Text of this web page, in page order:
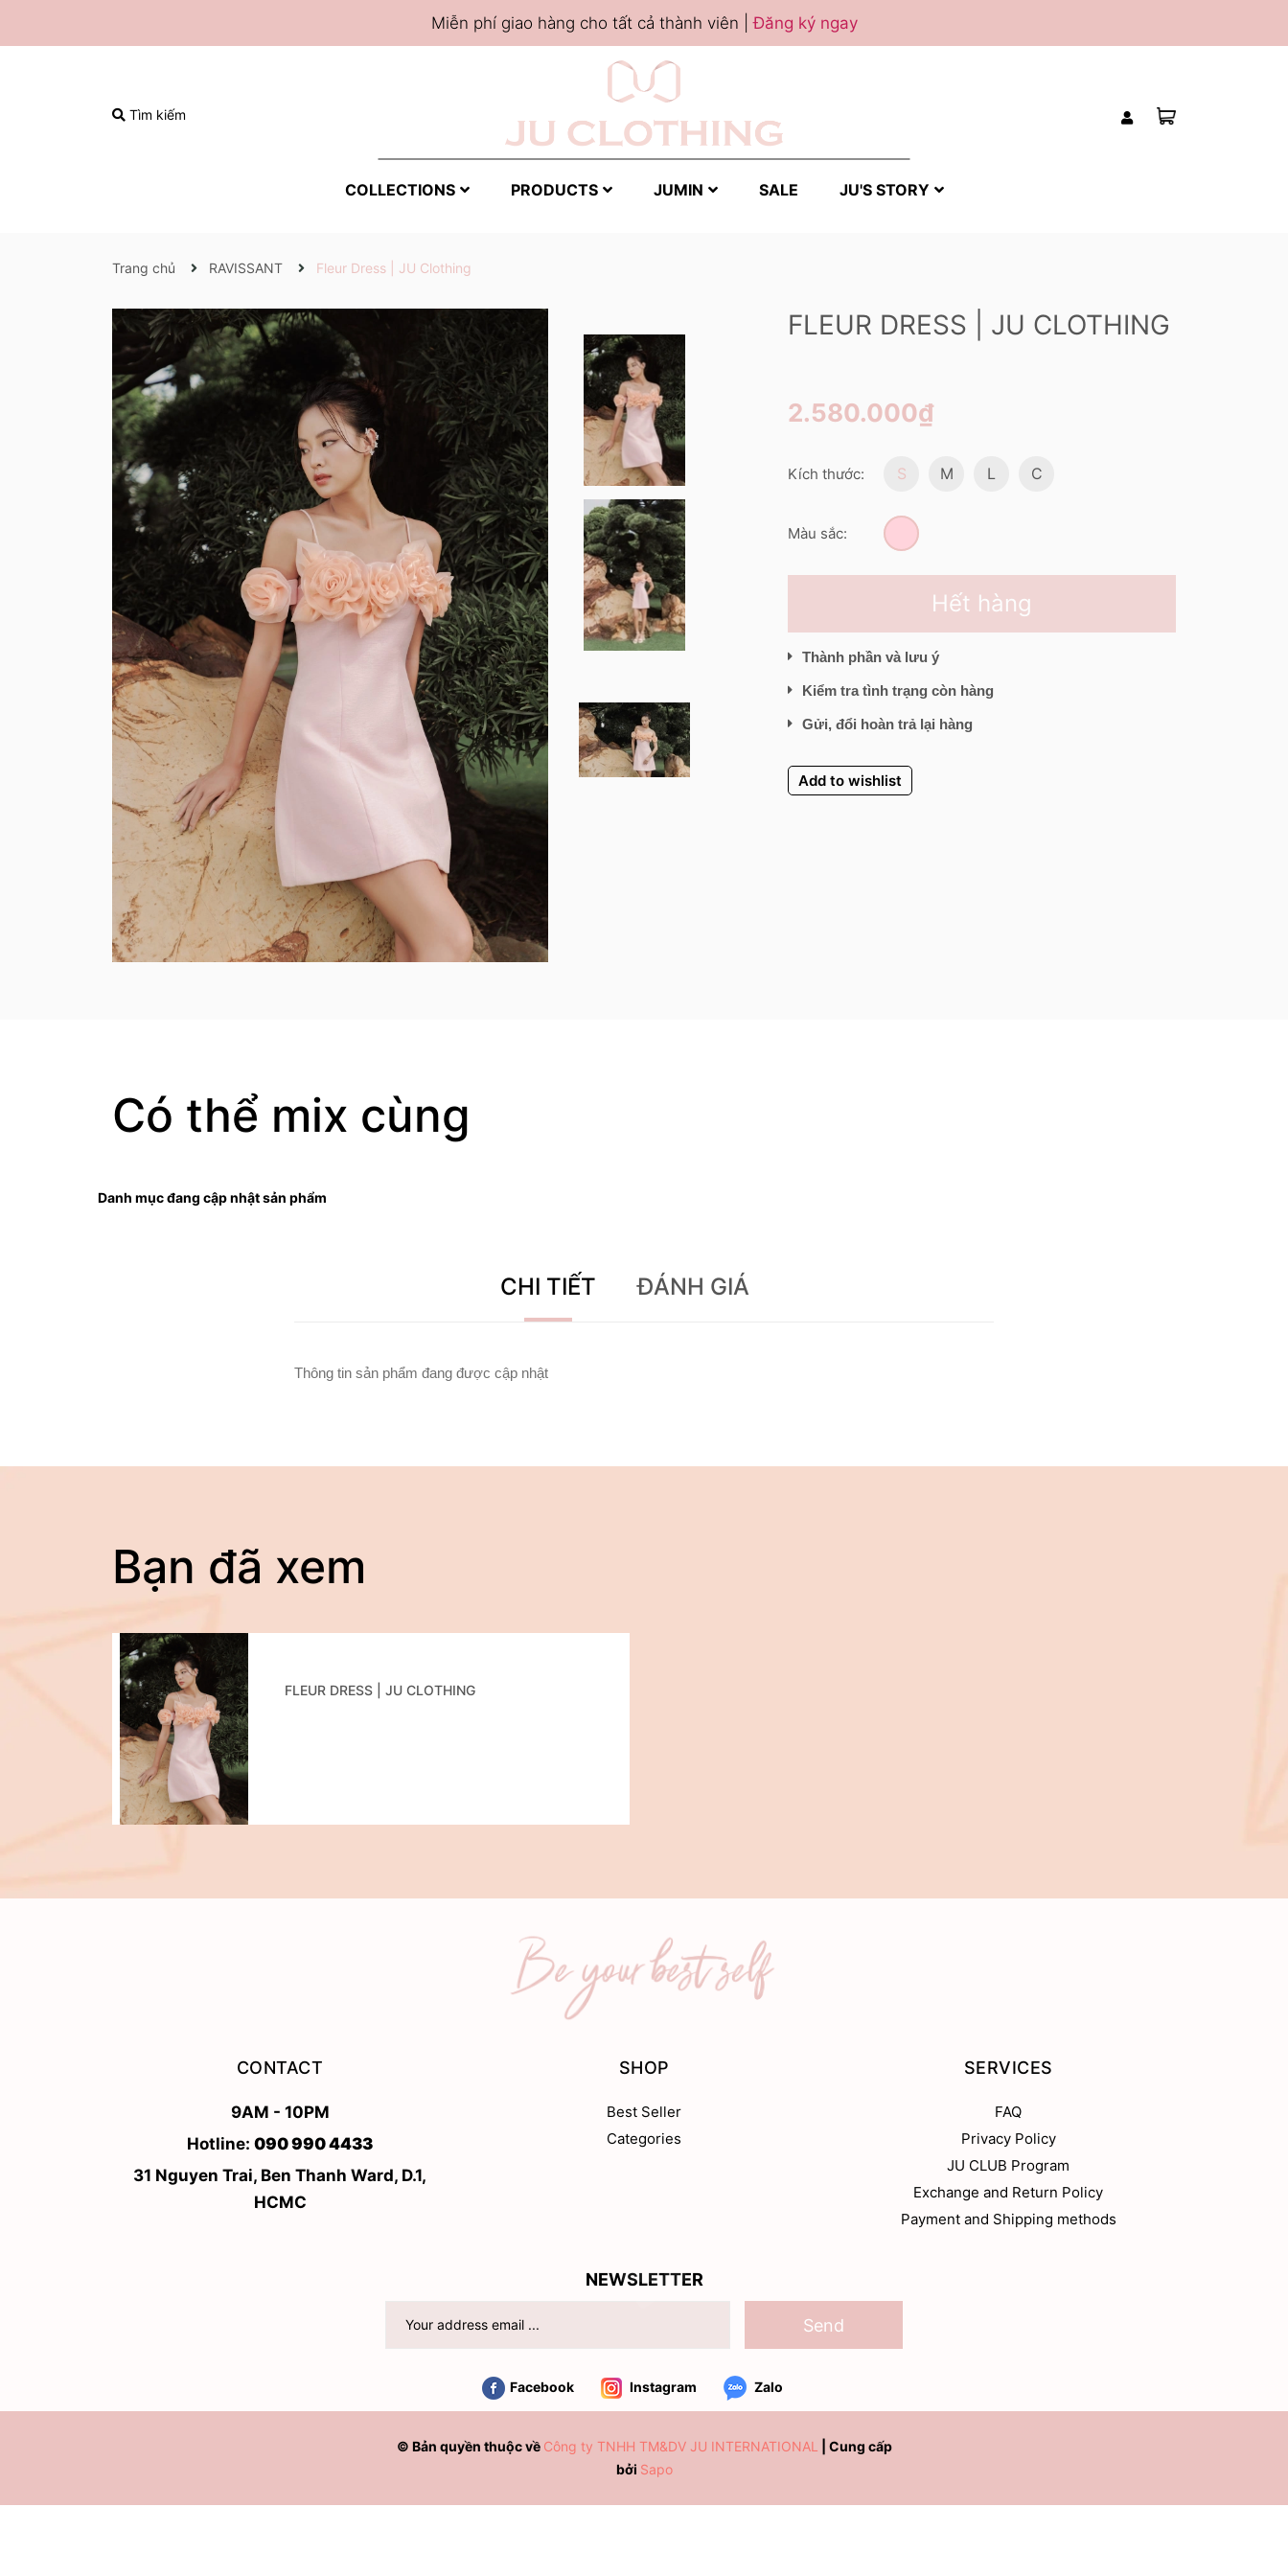
Miễn phí giao hàng cho tất cả thành viên |Đăng ký ngay
Tìm kiếm
COLLECTIONS PRODUCTS JUMIN SALE JU'S STORY
Trang chủ RAVISSANT Fleur Dress | JU Clothing
FLEUR DRESS | JU CLOTHING
2.580.000₫
Kích thước: S M L C
Màu sắc:
Hết hàng
Thành phần và lưu ý
Kiểm tra tình trạng còn hàng
Gửi, đổi hoàn trả lại hàng
Add to wishlist
Có thể mix cùng
Danh mục đang cập nhật sản phẩm
CHI TIẾT ĐÁNH GIÁ
Thông tin sản phẩm đang được cập nhật
Bạn đã xem
FLEUR DRESS | JU CLOTHING
CONTACT
9AM - 10PM
Hotline: 090 990 4433
31 Nguyen Trai, Ben Thanh Ward, D.1,
HCMC
SHOP
Best Seller
Categories
SERVICES
FAQ
Privacy Policy
JU CLUB Program
Exchange and Return Policy
Payment and Shipping methods
NEWSLETTER
Send
Facebook Instagram Zalo
© Bản quyền thuộc về Công ty TNHH TM&DV JU INTERNATIONAL
Cung cấp
bởi Sapo